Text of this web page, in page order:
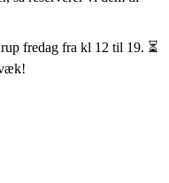
fredag fra kl 12 til 19. ⏳